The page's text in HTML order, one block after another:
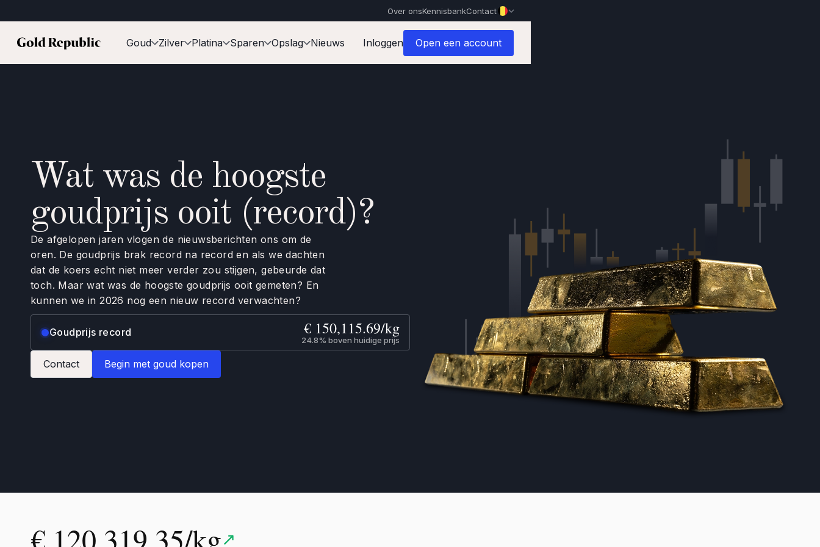
Over onsKennisbankContact
Goud Zilver Platina Sparen Opslag Nieuws Inloggen Open een account
Wat was de hoogste
goudprijs ooit (record)?
De afgelopen jaren vlogen de nieuwsberichten ons om de
oren. De goudprijs brak record na record en als we dachten
dat de koers echt niet meer verder zou stijgen, gebeurde dat
toch. Maar wat was de hoogste goudprijs ooit gemeten? En
kunnen we in 2026 nog een nieuw record verwachten?
Goudprijs record € 150,115.69/kg
24.8% boven huidige prijs
Contact Begin met goud kopen
↗